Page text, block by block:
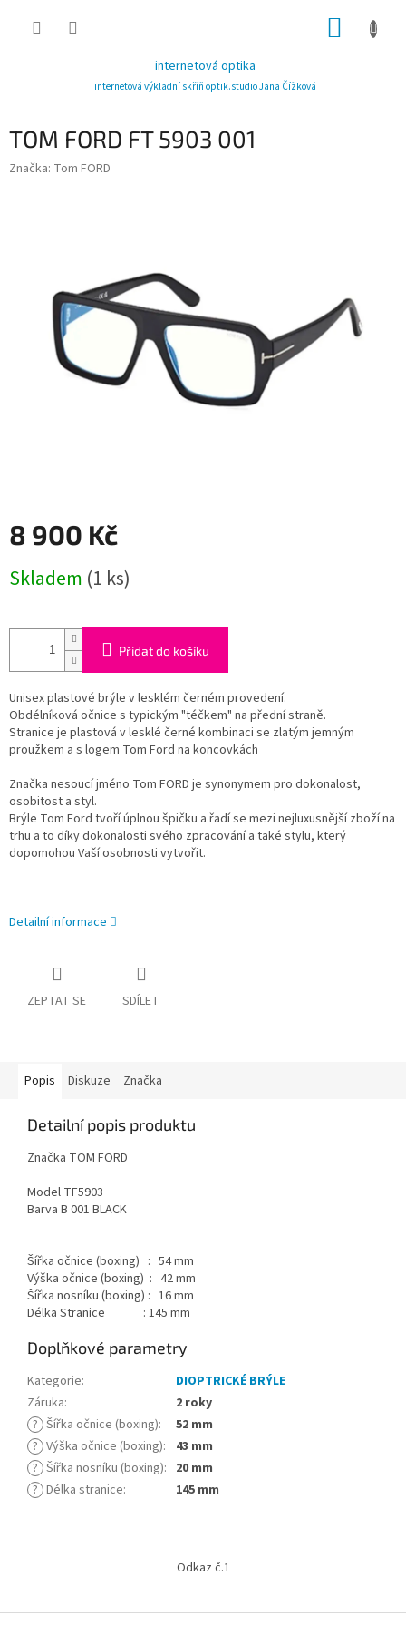
internetová optika
internetová výkladní skříň optik.studio Jana Čížková
TOM FORD FT 5903 001
Značka: Tom FORD
8 900 Kč
cena:
Skladem (1 ks)
Přidat do košíku
Unisex plastové brýle v lesklém černém provedení.
Obdélníková očnice s typickým "téčkem" na přední straně.
Stranice je plastová v lesklé černé kombinaci se zlatým jemným
proužkem a s logem Tom Ford na koncovkách
Značka nesoucí jméno Tom FORD je synonymem pro dokonalost,
osobitost a styl.
Brýle Tom Ford tvoří úplnou špičku a řadí se mezi nejluxusnější zboží na
trhu a to díky dokonalosti svého zpracování a také stylu, který
dopomohou Vaší osobnosti vytvořit.
Detailní informace
ZEPTAT SE SDÍLET
Popis Diskuze Značka
Detailní popis produktu
Značka TOM FORD
Model TF5903
Barva B 001 BLACK
Šířka očnice (boxing) : 54 mm
Výška očnice (boxing) : 42 mm
Šířka nosníku (boxing) : 16 mm
Délka Stranice : 145 mm
Doplňkové parametry
Kategorie:
DIOPTRICKÉ BRÝLE
Záruka:
2 roky
? Šířka očnice (boxing):
52 mm
? Výška očnice (boxing):
43 mm
? Šířka nosníku (boxing): 20 mm
? Délka stranice: 145 mm
Odkaz č.1